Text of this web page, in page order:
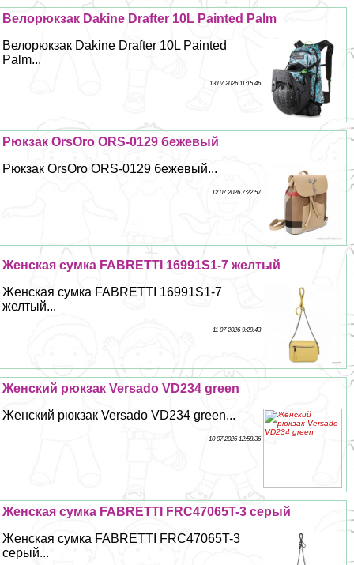
Велорюкзак Dakine Drafter 10L Painted Palm
Велорюкзак Dakine Drafter 10L Painted
Palm...
13 07 2026 11:15:46
Рюкзак OrsOro ORS-0129 бежевый
Рюкзак OrsOro ORS-0129 бежевый...
12 07 2026 7:22:57
Женская сумка FABRETTI 16991S1-7 желтый
Женская сумка FABRETTI 16991S1-7
желтый...
11 07 2026 9:29:43
Женский рюкзак Versado VD234 green
Женский рюкзак Versado VD234 green...
10 07 2026 12:58:36
Женская сумка FABRETTI FRC47065T-3 серый
Женская сумка FABRETTI FRC47065T-3
серый...